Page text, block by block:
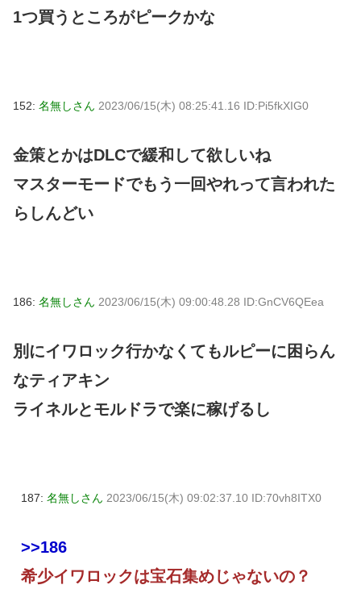
1つ買うところがピークかな
152: 名無しさん 2023/06/15(木) 08:25:41.16 ID:Pi5fkXIG0
金策とかはDLCで緩和して欲しいね
マスターモードでもう一回やれって言われた
らしんどい
186: 名無しさん 2023/06/15(木) 09:00:48.28 ID:GnCV6QEea
別にイワロック行かなくてもルピーに困らん
なティアキン
ライネルとモルドラで楽に稼げるし
187: 名無しさん 2023/06/15(木) 09:02:37.10 ID:70vh8ITX0
>>186
希少イワロックは宝石集めじゃないの？